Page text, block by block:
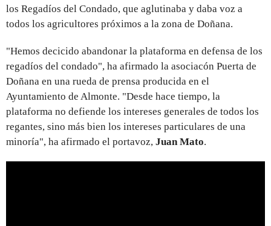
los Regadíos del Condado, que aglutinaba y daba voz a
todos los agricultores próximos a la zona de Doñana.
"Hemos decicido abandonar la plataforma en defensa de los
regadíos del condado", ha afirmado la asociacón Puerta de
Doñana en una rueda de prensa producida en el
Ayuntamiento de Almonte. "Desde hace tiempo, la
plataforma no defiende los intereses generales de todos los
regantes, sino más bien los intereses particulares de una
minoría", ha afirmado el portavoz, Juan Mato.